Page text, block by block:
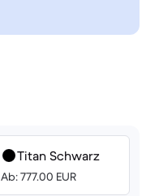
Titan Schwarz
Ab: 777.00 EUR